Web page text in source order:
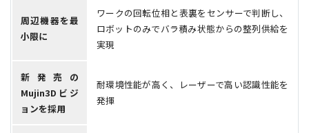
周辺機器を最
小限に
ワークの回転位相と表裏をセンサーで判断し、
ロボットのみでバラ積み状態からの整列供給を
実現
新発売の
Mujin3Dビジ
ョンを採用
耐環境性能が高く、レーザーで高い認識性能を
発揮